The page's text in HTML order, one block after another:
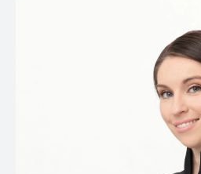
Связаться с